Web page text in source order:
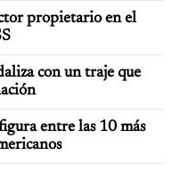
propietario en el
con un traje que
entre las 10 más